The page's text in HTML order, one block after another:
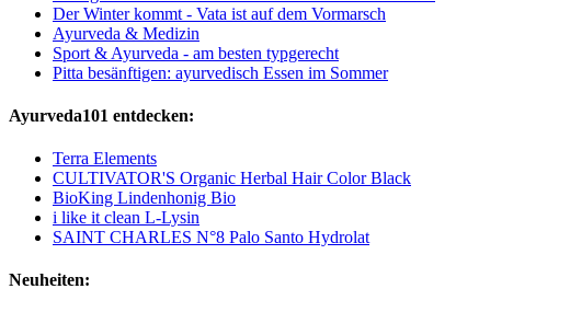
Der Winter kommt - Vata ist auf dem Vormarsch
Ayurveda & Medizin
Sport & Ayurveda - am besten typgerecht
Pitta besänftigen: ayurvedisch Essen im Sommer
Ayurveda101 entdecken:
Terra Elements
CULTIVATOR'S Organic Herbal Hair Color Black
BioKing Lindenhonig Bio
i like it clean L-Lysin
SAINT CHARLES N°8 Palo Santo Hydrolat
Neuheiten: